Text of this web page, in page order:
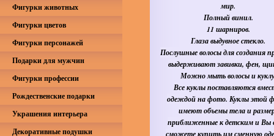
мир.
Полный винил.
11 шарниров.
Глаза выдувное стекло.
Послушные волосы для создания
выдерживают завивки, фен,
Можно мыть волосы и
Все куклы поставляются
одеждой на фото. Куклы этой
имеют объемы тела и
приближенные к детским и Вы
сможете купить им сменную
Фигурки животных
Фигурки цветов
Фигурки персонажей
Подарки для мужчин
Фигурки профессии
Рождественские подарки
Украшения интерьера
Декоративные подушки